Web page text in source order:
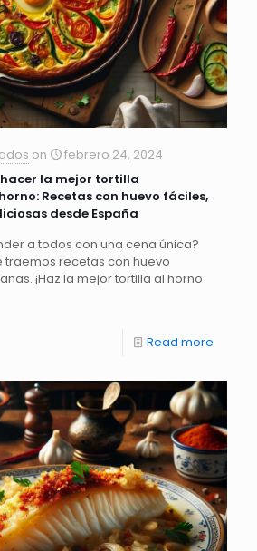
on
febrero 24, 2024
la mejor tortilla
Recetas con huevo fáciles,
desde España
a todos con una cena única?
traemos recetas con huevo
¡Haz la mejor tortilla al horno
Read more